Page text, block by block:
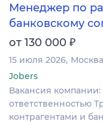
Менеджер по
банковскому
от 130 000 ₽
15 июля 2026 Москва
Jobers
Вакансия
ответственностью
контрагентами и